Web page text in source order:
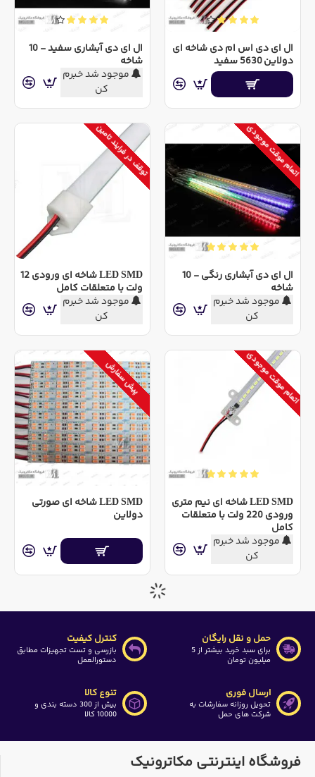
ال ای دی اس ام دی شاخه ای
دولاین 5630 سفید
ال ای دی آبشاری سفید - 10
شاخه
موجود شد خبرم
کن
اتمام موقت موجودی
ال ای دی آبشاری رنگی - 10
شاخه
موجود شد خبرم
کن
توقف در فرایند تامین
LED SMD شاخه ای ورودی 12
ولت با متعلقات کامل
موجود شد خبرم
کن
اتمام موقت موجودی
LED SMD شاخه ای نیم متری
ورودی 220 ولت با متعلقات
کامل
موجود شد خبرم
کن
پیش سفارش
LED SMD شاخه ای صورتی
دولاین
حمل و نقل رایگان
برای سبد خرید بیشتر از 5
میلیون تومان
کنترل کیفیت
بازرسی و تست تجهیزات مطابق
دستورالعمل
ارسال فوری
تحویل روزانه سفارشات به
شرکت های حمل
تنوع کالا
بیش از 300 دسته بندی و
10000 کالا
فروشگاه اینترنتی مکاترونیک